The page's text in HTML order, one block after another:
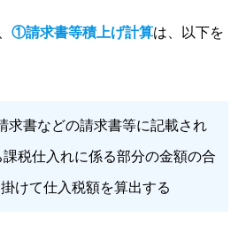
①請求書等積上げ計算は、以下を
求書などの請求書等に記載され
税仕入れに係る部分の金額の合
けて仕入税額を算出する